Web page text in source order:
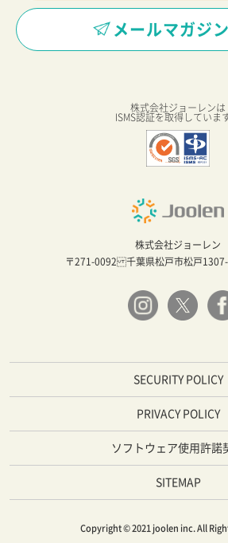
メールマガジ
株式会社ジョーレンは
ISMS認証を取得していま
株式会社ジョーレン
〒271-0092 千葉県松戸市松戸1307-
SECURITY POLICY
PRIVACY POLICY
ソフトウェア使用許諾
SITEMAP
Copyright © 2021 joolen inc. All